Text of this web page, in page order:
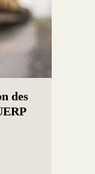
des